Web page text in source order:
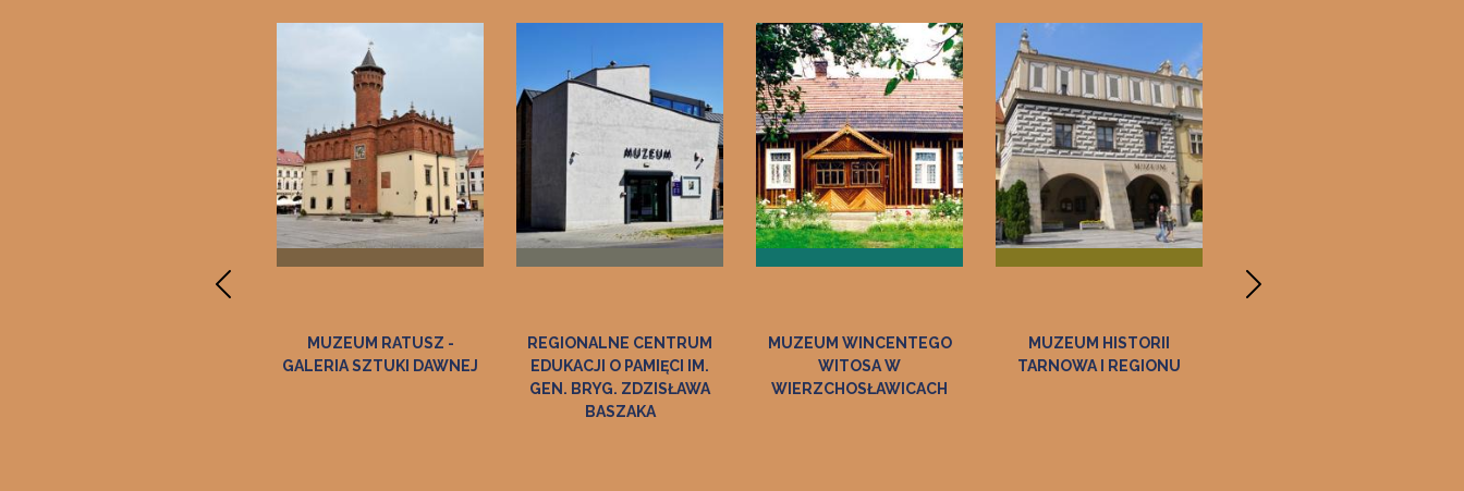
MUZEUM RATUSZ -
GALERIA SZTUKI DAWNEJ
REGIONALNE CENTRUM
EDUKACJI O PAMIĘCI IM.
GEN. BRYG. ZDZISŁAWA
BASZAKA
MUZEUM WINCENTEGO
WITOSA W
WIERZCHOSŁAWICACH
MUZEUM HISTORII
TARNOWA I REGIONU